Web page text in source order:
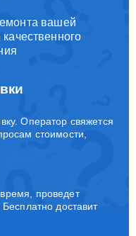
вашей
Оператор свяжется
стоимости,
проведет
доставит